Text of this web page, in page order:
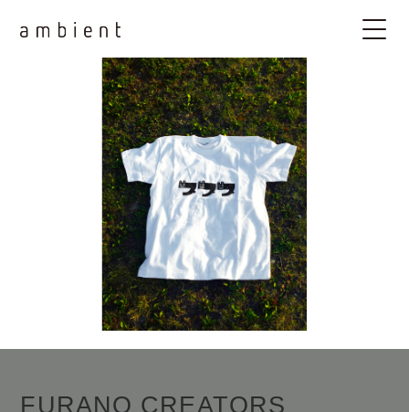
FURANO CREATORS